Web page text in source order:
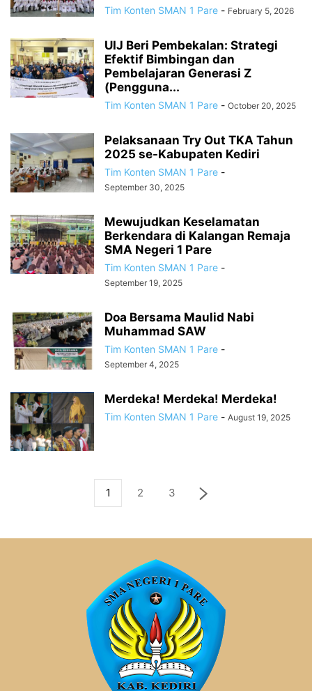
Tim Konten SMAN 1 Pare - February 5, 2026
UIJ Beri Pembekalan: Strategi
Efektif Bimbingan dan
Pembelajaran Generasi Z
(Pengguna...
Tim Konten SMAN 1 Pare - October 20, 2025
Pelaksanaan Try Out TKA Tahun
2025 se-Kabupaten Kediri
Tim Konten SMAN 1 Pare -
September 30, 2025
Mewujudkan Keselamatan
Berkendara di Kalangan Remaja
SMA Negeri 1 Pare
Tim Konten SMAN 1 Pare -
September 19, 2025
Doa Bersama Maulid Nabi
Muhammad SAW
Tim Konten SMAN 1 Pare -
September 4, 2025
Merdeka! Merdeka! Merdeka!
Tim Konten SMAN 1 Pare - August 19, 2025
1 2 3